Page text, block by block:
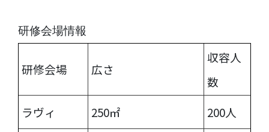
研修会場情報
研修会場 広さ
収容人
数
ラヴィ
250㎡
200人